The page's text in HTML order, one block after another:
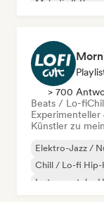
Melodic &
> 700
Beats / Lo-fi
Experimenteller
Künstler zu
Elektro-Jazz /
Chill / Lo-fi Hip-
Instrumentaler